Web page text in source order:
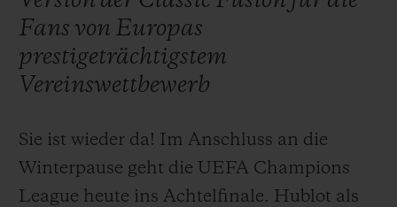
Fans von Europas
prestigeträchtigstem
Vereinswettbewerb
Sie ist wieder da! Im Anschluss an die
Winterpause geht die UEFA Champions
League heute ins Achtelfinale. Hublot als